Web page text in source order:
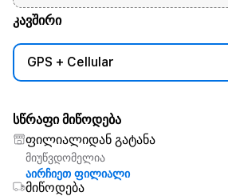
კავშირი
GPS + Cellular
სწრაფი მიწოდება
ფილიალიდან გატანა
მიუწვდომელია
აირჩიეთ ფილიალი
მიწოდება